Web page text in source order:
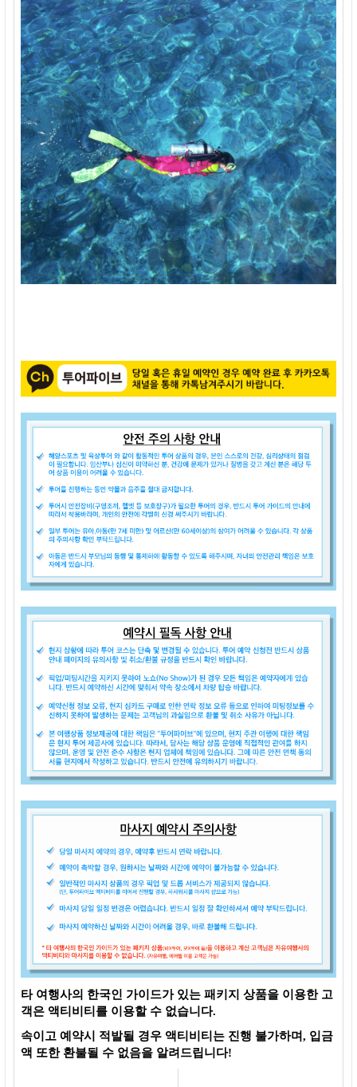
타 여행사의 한국인 가이드가 있는 패키지 상품을 이용한 고
객은 액티비티를 이용할 수 없습니다.
속이고 예약시 적발될 경우 액티비티는 진행 불가하며, 입금
액 또한 환불될 수 없음을 알려드립니다!